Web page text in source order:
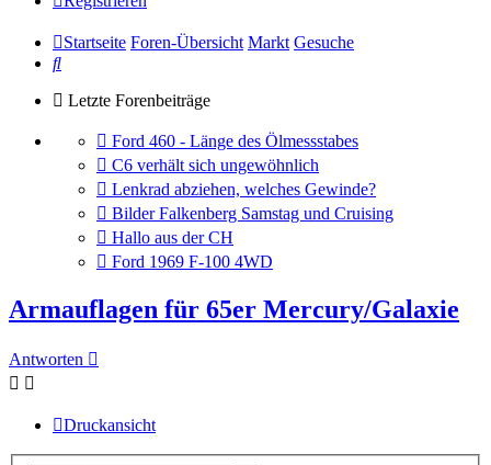
Startseite Foren-Übersicht Markt Gesuche
Suche
Letzte Forenbeiträge
Gehe
zum
letzten
Beitrag
Ford 460 - Länge des Ölmessstabes
Gehe
zum
letzten
Beitrag
C6 verhält sich ungewöhnlich
Gehe
zum
letzten
Beitrag
Lenkrad abziehen, welches Gewinde?
Gehe
zum
letzten
Beitrag
Bilder Falkenberg Samstag und Cruising
Gehe
zum
letzten
Hallo aus der CH
Gehe
Beitrag
Ford 1969 F-100 4WD
Armauflagen für 65er Mercury/Galaxie
Antworten
Druckansicht